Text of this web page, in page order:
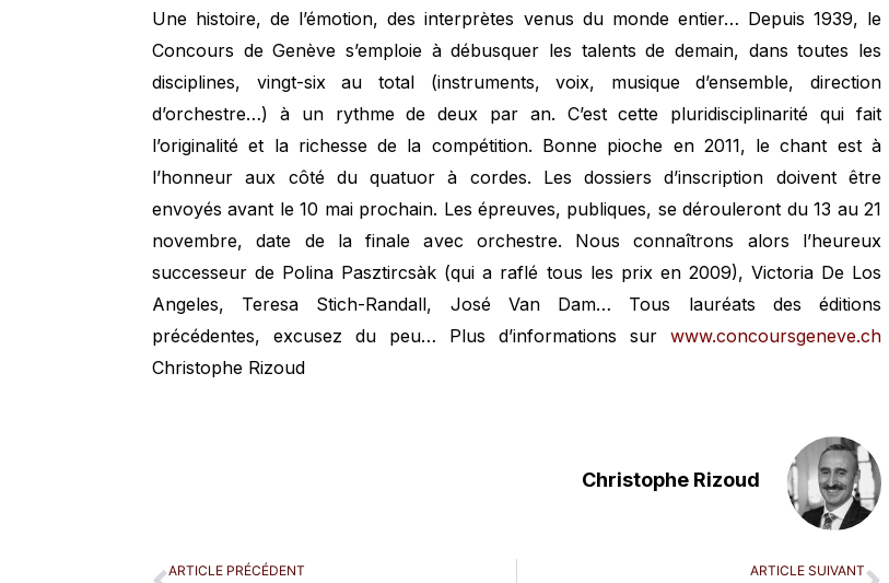
Une histoire, de l’émotion, des interprètes venus du monde entier… Depuis 1939, le
Concours de Genève s’emploie à débusquer les talents de demain, dans toutes les
disciplines, vingt-six au total (instruments, voix, musique d’ensemble, direction
d’orchestre…) à un rythme de deux par an. C’est cette pluridisciplinarité qui fait
l’originalité et la richesse de la compétition. Bonne pioche en 2011, le chant est à
l’honneur aux côté du quatuor à cordes. Les dossiers d’inscription doivent être
envoyés avant le 10 mai prochain. Les épreuves, publiques, se dérouleront du 13 au 21
novembre, date de la finale avec orchestre. Nous connaîtrons alors l’heureux
successeur de Polina Pasztircsàk (qui a raflé tous les prix en 2009), Victoria De Los
Angeles, Teresa Stich-Randall, José Van Dam… Tous lauréats des éditions
précédentes, excusez du peu… Plus d’informations sur www.concoursgeneve.ch
Christophe Rizoud
Christophe Rizoud
ARTICLE PRÉCÉDENT ARTICLE SUIVANT